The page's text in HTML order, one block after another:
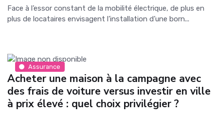
Face à l’essor constant de la mobilité électrique, de plus en
plus de locataires envisagent l’installation d’une born...
Assurance
Acheter une maison à la campagne avec
des frais de voiture versus investir en ville
à prix élevé : quel choix privilégier ?